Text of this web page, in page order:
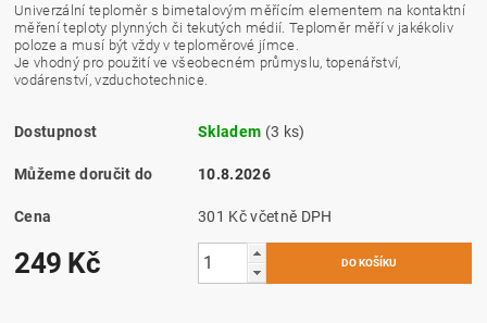
Univerzální teploměr s bimetalovým měřícím elementem na kontaktní
měření teploty plynných či tekutých médií. Teploměr měří v jakékoliv
poloze a musí být vždy v teploměrové jímce.
Je vhodný pro použití ve všeobecném průmyslu, topenářství,
vodárenství, vzduchotechnice.
Dostupnost Skladem (3 ks)
Můžeme doručit do 10.8.2026
Cena 301 Kč včetně DPH
249 Kč